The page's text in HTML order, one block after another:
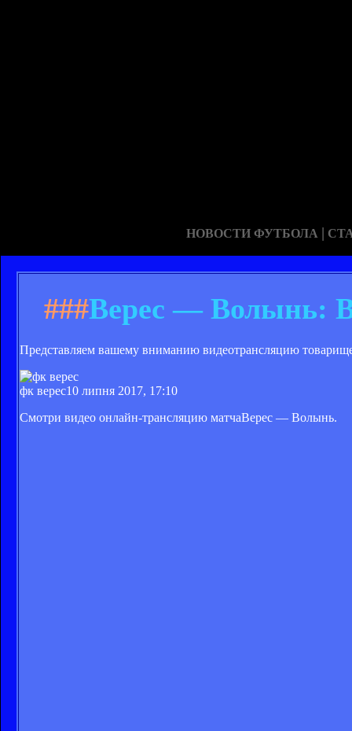
НОВОСТИ ФУТБОЛА |
###Верес — Волынь:
Представляем вашему вниманию видеотрансляцию
фк верес10 липня 2017, 17:10
Смотри видео онлайн-трансляцию матчаВерес — Волынь.